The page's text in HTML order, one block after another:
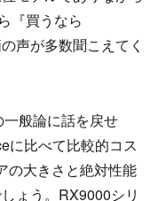
『買うなら
声が多数聞こえてく
般論に話を戻せ
に比べて比較的コス
の大きさと絶対性能
ょう。RX9000シリ